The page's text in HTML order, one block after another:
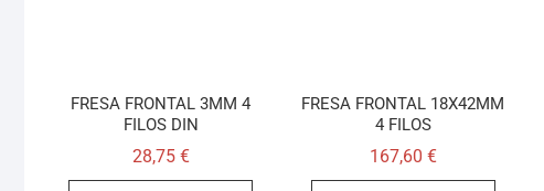
FRESA FRONTAL 3MM 4
FILOS DIN
28,75 €
FRESA FRONTAL 18X42MM
4 FILOS
167,60 €